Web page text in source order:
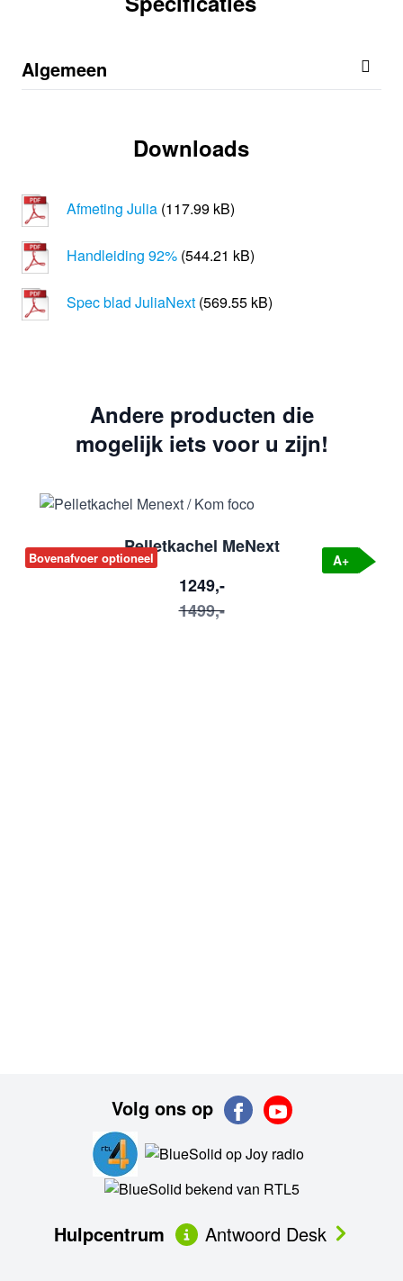
Algemeen
Downloads
Afmeting Julia (117.99 kB)
Handleiding 92% (544.21 kB)
Spec blad JuliaNext (569.55 kB)
Andere producten die
mogelijk iets voor u zijn!
Bovenafvoer optioneel A+
Pelletkachel MeNext
1249,-
1499,-
Volg ons op
Hulpcentrum Antwoord Desk